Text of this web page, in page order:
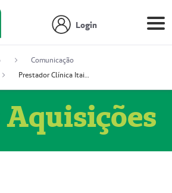
Login
Comunicação
Prestador Clínica Itaipú Ltda (51004348-2)
Aquisições